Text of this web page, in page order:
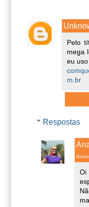
Pelo
mega
eu
m.br
Respostas